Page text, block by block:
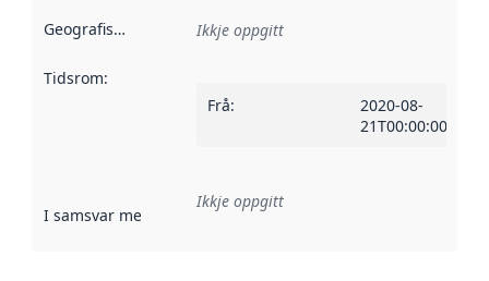
Geografisk område Ikkje oppgitt
Tidsrom:
Frå:
2020-08-
21T00:00:00Z
I samsvar med Referanse til ei implementeringsregel eller
Ikkje oppgitt